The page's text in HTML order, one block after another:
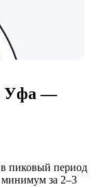
Уфа —
в пиковый период
за 2–3